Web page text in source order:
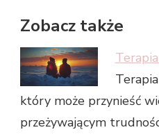
Zobacz także
który może przynieść
przeżywającym